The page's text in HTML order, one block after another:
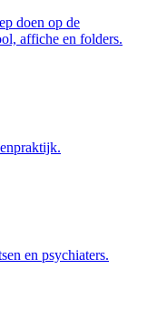
doen op de
affiche en folders.
en psychiaters.